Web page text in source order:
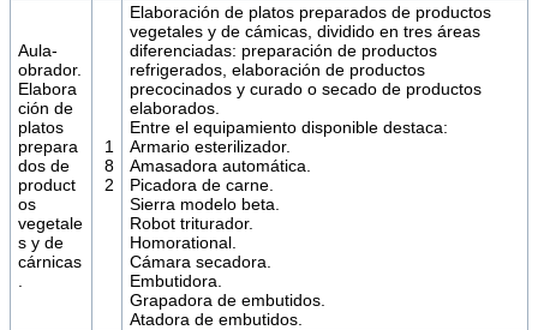
Aula-
obrador.
Elabora
ción de
platos
prepara
dos de
product
os
vegetale
s y de
cárnicas
1
8
2
Elaboración de platos preparados de productos
vegetales y de cámicas, dividido en tres áreas
diferenciadas: preparación de productos
refrigerados, elaboración de productos
precocinados y curado o secado de productos
elaborados.
Entre el equipamiento disponible destaca:
Armario esterilizador.
Amasadora automática.
Picadora de carne.
Sierra modelo beta.
Robot triturador.
Homorational.
Cámara secadora.
Embutidora.
Grapadora de embutidos.
Atadora de embutidos.